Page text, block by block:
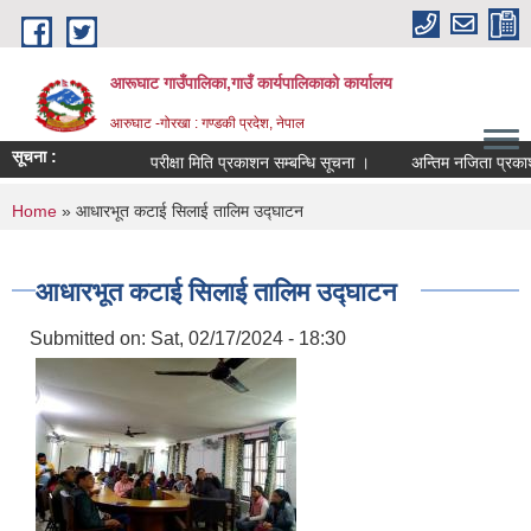
Skip to main content
आरूघाट गाउँपालिका,गाउँ कार्यपालिकाको कार्यालय
आरुघाट -गोरखा : गण्डकी प्रदेश, नेपाल
सूचना : परीक्षा मिति प्रकाशन सम्बन्धि सूचना । अन्तिम नजिता प्रकाशन
You are here
Home » आधारभूत कटाई सिलाई तालिम उद्घाटन
आधारभूत कटाई सिलाई तालिम उद्घाटन
Submitted on: Sat, 02/17/2024 - 18:30